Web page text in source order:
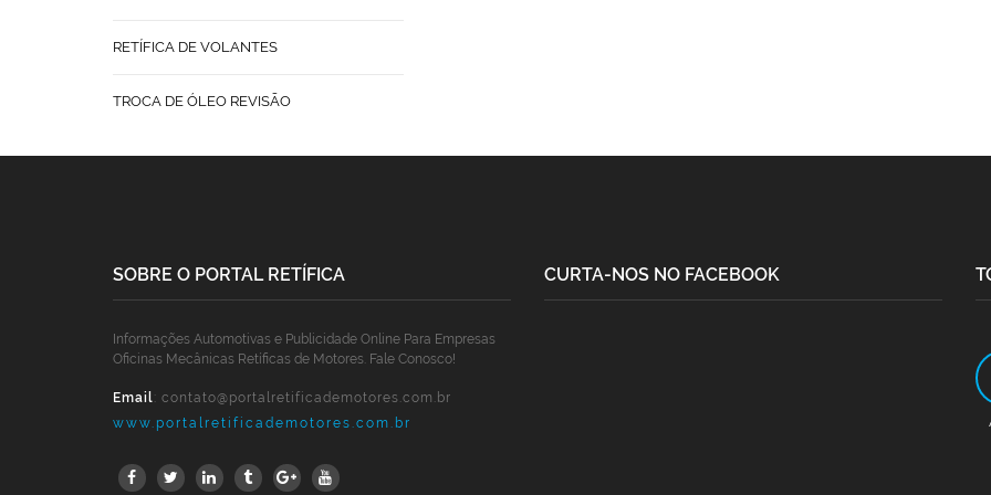
RETÍFICA DE VOLANTES
TROCA DE ÓLEO REVISÃO
SOBRE O PORTAL RETÍFICA
Informações Automotivas e Publicidade Online Para Empresas
Oficinas Mecânicas Retíficas de Motores. Fale Conosco!
Email: contato@portalretificademotores.com.br
www.portalretificademotores.com.br
CURTA-NOS NO FACEBOOK